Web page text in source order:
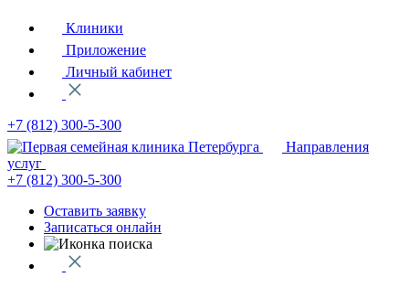
Клиники
Приложение
Личный кабинет
+7 (812) 300-5-300
Направления
услуг
+7 (812) 300-5-300
Оставить заявку
Записаться онлайн